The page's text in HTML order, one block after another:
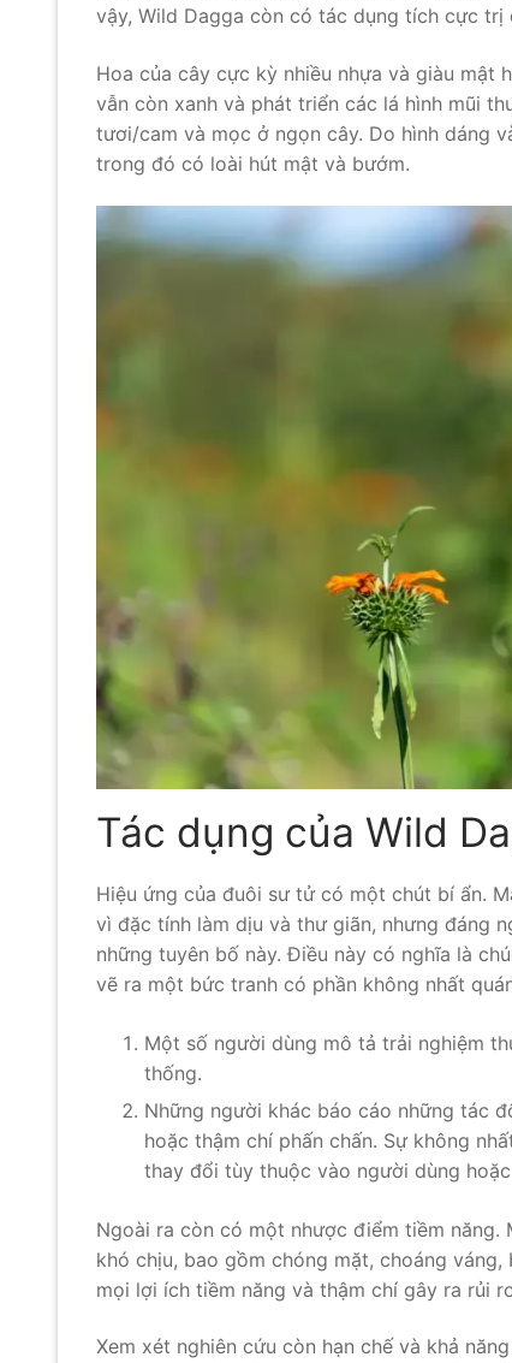
vậy, Wild Dagga còn có tác dụng tích cực trị
Hoa của cây cực kỳ nhiều nhựa và giàu mật
vẫn còn xanh và phát triển các lá hình mũi
tươi/cam và mọc ở ngọn cây. Do hình dáng
trong đó có loài hút mật và bướm.
Tác dụng của Wild
Hiệu ứng của đuôi sư tử có một chút bí ẩn.
vì đặc tính làm dịu và thư giãn, nhưng đáng
những tuyên bố này. Điều này có nghĩa là
vẽ ra một bức tranh có phần không nhất
Một số người dùng mô tả trải nghiệm
thống.
Những người khác báo cáo những tác
hoặc thậm chí phấn chấn. Sự không
thay đổi tùy thuộc vào người dùng
Ngoài ra còn có một nhược điểm tiềm
khó chịu, bao gồm chóng mặt, choáng
mọi lợi ích tiềm năng và thậm chí gây ra rủi
Xem xét nghiên cứu còn hạn chế và khả